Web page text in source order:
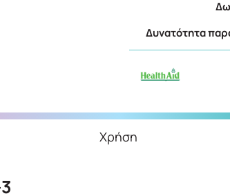
Δυνατότητα
Χρήση